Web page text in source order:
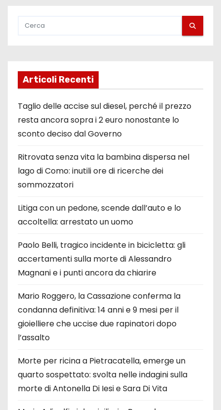
Articoli Recenti
Taglio delle accise sul diesel, perché il prezzo
resta ancora sopra i 2 euro nonostante lo
sconto deciso dal Governo
Ritrovata senza vita la bambina dispersa nel
lago di Como: inutili ore di ricerche dei
sommozzatori
Litiga con un pedone, scende dall’auto e lo
accoltella: arrestato un uomo
Paolo Belli, tragico incidente in bicicletta: gli
accertamenti sulla morte di Alessandro
Magnani e i punti ancora da chiarire
Mario Roggero, la Cassazione conferma la
condanna definitiva: 14 anni e 9 mesi per il
gioielliere che uccise due rapinatori dopo
l’assalto
Morte per ricina a Pietracatella, emerge un
quarto sospettato: svolta nelle indagini sulla
morte di Antonella Di Iesi e Sara Di Vita